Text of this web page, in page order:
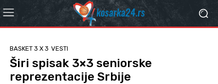
BASKET 3 X 3 VESTI
Širi spisak 3×3 seniorske
reprezentacije Srbije